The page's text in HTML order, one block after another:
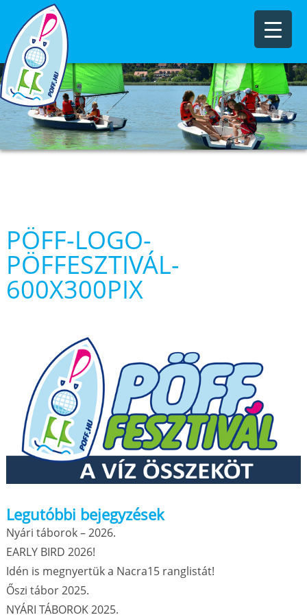
PÖFF-LOGO-
PÖFFESZTIVÁL-
600X300PIX
Legutóbbi bejegyzések
Nyári táborok – 2026.
EARLY BIRD 2026!
Idén is megnyertük a Nacra15 ranglistát!
Őszi tábor 2025.
NYÁRI TÁBOROK 2025.